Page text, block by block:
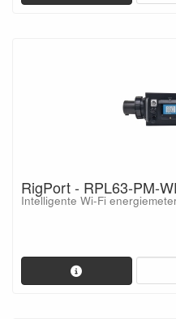
RigPort - RPL63-PM-
Intelligente Wi-Fi